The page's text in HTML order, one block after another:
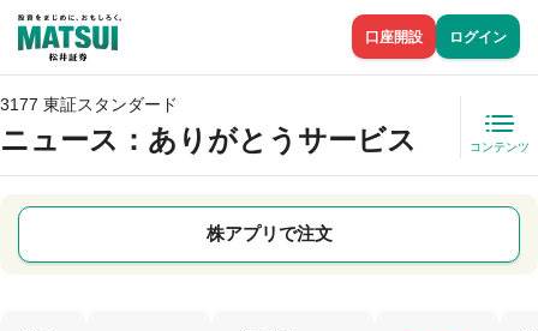
口座開設 ログイン
3177 東証スタンダード
ニュース ：ありがとうサービス コンテンツ
株アプリで注文